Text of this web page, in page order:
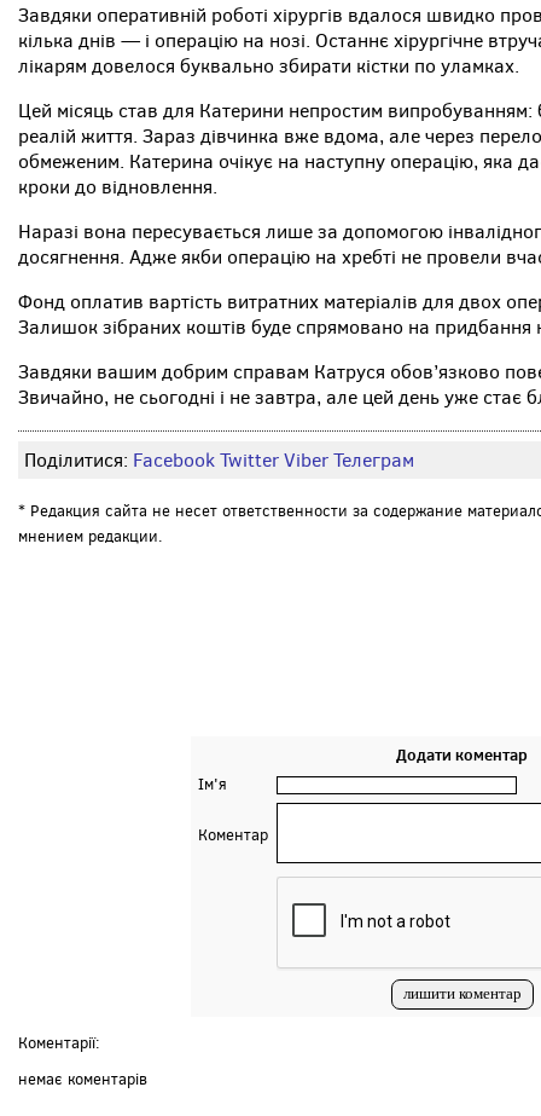
Завдяки оперативній роботі хірургів вдалося швидко
кілька днів — і операцію на нозі. Останнє хірургічне
лікарям довелося буквально збирати кістки по уламках.
Цей місяць став для Катерини непростим випробуванням:
реалій життя. Зараз дівчинка вже вдома, але через
обмеженим. Катерина очікує на наступну операцію, яка
кроки до відновлення.
Наразі вона пересувається лише за допомогою
досягнення. Адже якби операцію на хребті не провели
Фонд оплатив вартість витратних матеріалів для двох
Залишок зібраних коштів буде спрямовано на придбання
Завдяки вашим добрим справам Катруся обов’язково
Звичайно, не сьогодні і не завтра, але цей день уже стає
Поділитися: FacebookTwitterViberТелеграм
* Редакция сайта не несет ответственности за содержание
мнением редакции.
Додати коментар
Ім'я
Коментар
Коментарії:
немає коментарів